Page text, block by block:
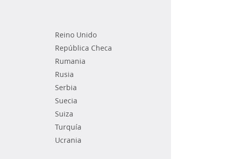
Reino Unido
República Checa
Rumania
Rusia
Serbia
Suecia
Suiza
Turquía
Ucrania